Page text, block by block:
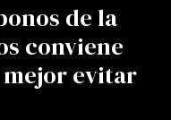
de la
conviene
mejor evitar